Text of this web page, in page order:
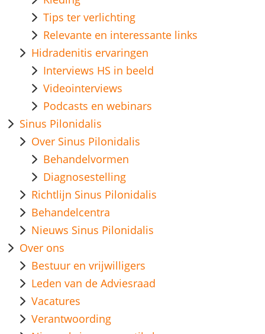
Tips ter verlichting
Relevante en interessante links
Hidradenitis ervaringen
Interviews HS in beeld
Videointerviews
Podcasts en webinars
Sinus Pilonidalis
Over Sinus Pilonidalis
Behandelvormen
Diagnosestelling
Richtlijn Sinus Pilonidalis
Behandelcentra
Nieuws Sinus Pilonidalis
Over ons
Bestuur en vrijwilligers
Leden van de Adviesraad
Vacatures
Verantwoording